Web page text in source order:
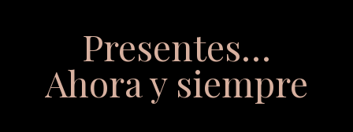
Presentes…
Ahora y siempre